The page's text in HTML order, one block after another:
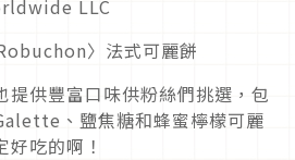
LLC
〉法式可麗餅
提供豐富口味供粉絲們挑選，包
、鹽焦糖和蜂蜜檸檬可麗
吃的啊！